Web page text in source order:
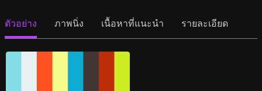
ตัวอย่าง ภาพนิ่ง เนื้อหาที่แนะนำ รายละเอียด